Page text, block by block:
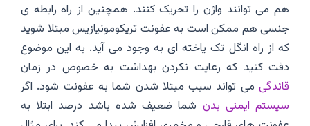
هم می توانند واژن را تحریک کنند. همچنین از راه رابطه ی
جنسی هم ممکن است به عفونت تریکومونیازیس مبتلا شوید
که از راه انگل تک یاخته ای به وجود می آید. به این موضوع
دقت کنید که رعایت نکردن بهداشت به خصوص در زمان
قائدگی می تواند سبب مبتلا شدن شما به عفونت شود. اگر
سیستم ایمنی بدن شما ضعیف شده باشد درصد ابتلا به